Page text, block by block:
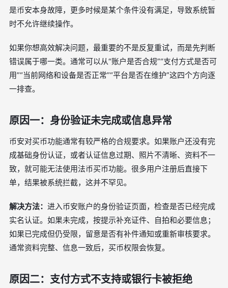
是币安本身故障，更多时候是某个条件没有满足，导致系统暂
时不允许继续操作。
如果你想高效解决问题，最重要的不是反复重试，而是先判断
错误属于哪一类。通常可以从“账户是否合规”“支付方式是否可
用”“当前网络和设备是否正常”“平台是否在维护”这四个方向逐
一排查。
原因一：身份验证未完成或信息异常
币安对买币功能通常有较严格的合规要求。如果账户还没有完
成基础身份认证，或者认证信息过期、照片不清晰、资料不一
致，就可能无法使用法币买币功能。很多用户注册后直接下
单，结果被系统拦截，这并不罕见。
解决方法： 进入币安账户的身份验证页面，检查是否已经完成
实名认证。如果未完成，按提示补充证件、自拍和必要信息；
如果已完成但仍受限，留意是否有补件通知或重新审核要求。
通常资料完整、信息一致后，买币权限会恢复。
原因二：支付方式不支持或银行卡被拒绝